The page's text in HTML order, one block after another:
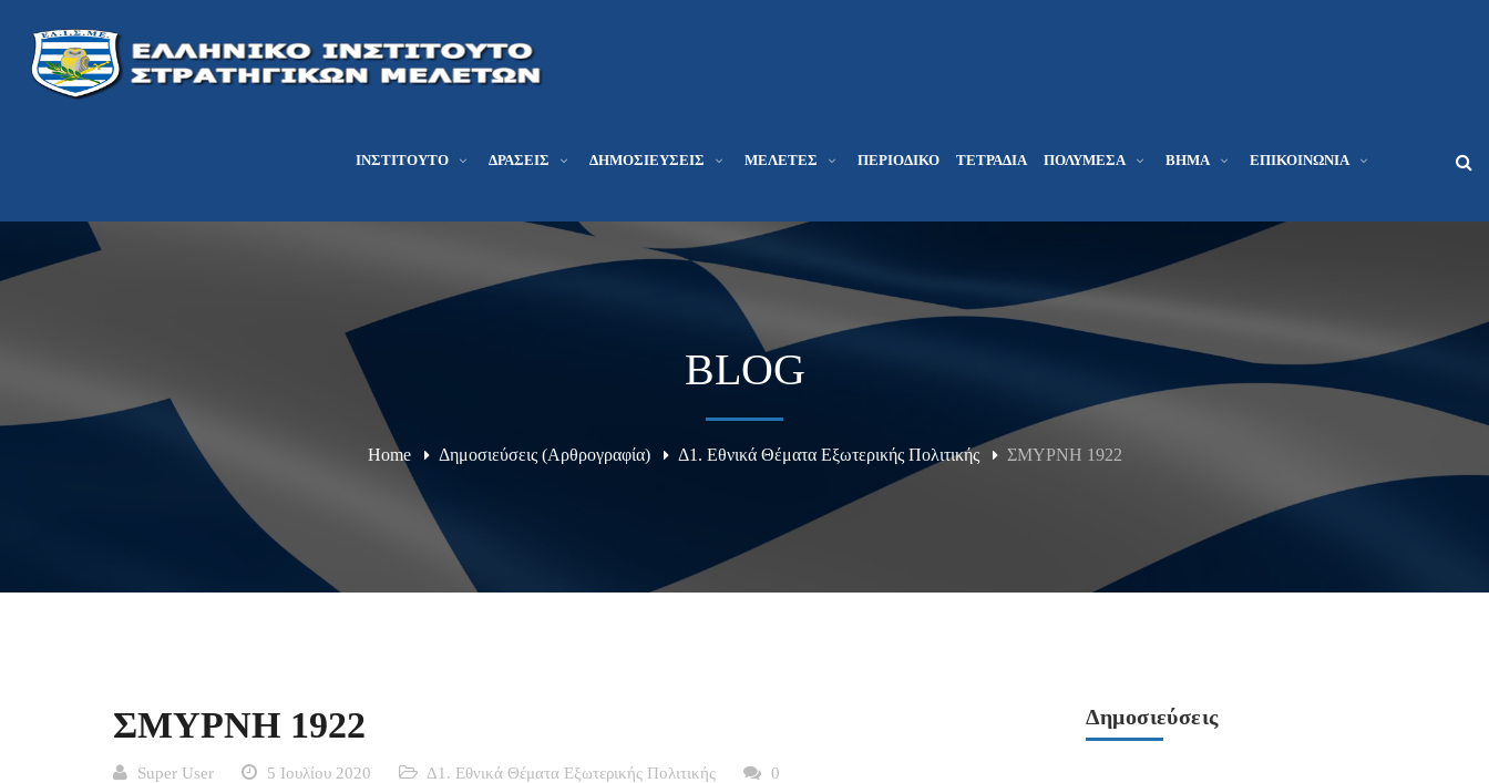
ΙΝΣΤΙΤΟΎΤΟ ΔΡΆΣΕΙΣ ΔΗΜΟΣΙΕΎΣΕΙΣ ΜΕΛΕΤΕΣ ΠΕΡΙΟΔΙΚΌ ΤΕΤΡΆΔΙΑ ΠΟΛΥΜΈΣΑ ΒΉΜΑ ΕΠΙΚΟΙΝΩΝΊΑ
BLOG
Home Δημοσιεύσεις (Αρθρογραφία) Δ1. Εθνικά Θέματα Εξωτερικής Πολιτικής ΣΜΥΡΝΗ 1922
ΣΜΥΡΝΗ 1922
Super User 5 Ιουλίου 2020 Δ1. Εθνικά Θέματα Εξωτερικής Πολιτικής 0
Δημοσιεύσεις